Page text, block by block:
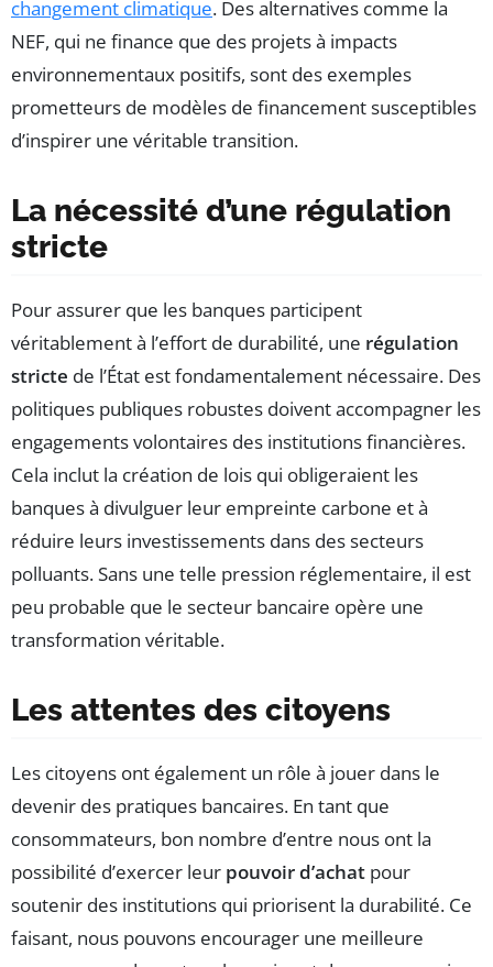
changement climatique. Des alternatives comme la
NEF, qui ne finance que des projets à impacts
environnementaux positifs, sont des exemples
prometteurs de modèles de financement susceptibles
d’inspirer une véritable transition.
La nécessité d’une régulation
stricte
Pour assurer que les banques participent
véritablement à l’effort de durabilité, une régulation
stricte de l’État est fondamentalement nécessaire. Des
politiques publiques robustes doivent accompagner les
engagements volontaires des institutions financières.
Cela inclut la création de lois qui obligeraient les
banques à divulguer leur empreinte carbone et à
réduire leurs investissements dans des secteurs
polluants. Sans une telle pression réglementaire, il est
peu probable que le secteur bancaire opère une
transformation véritable.
Les attentes des citoyens
Les citoyens ont également un rôle à jouer dans le
devenir des pratiques bancaires. En tant que
consommateurs, bon nombre d’entre nous ont la
possibilité d’exercer leur pouvoir d’achat pour
soutenir des institutions qui priorisent la durabilité. Ce
faisant, nous pouvons encourager une meilleure